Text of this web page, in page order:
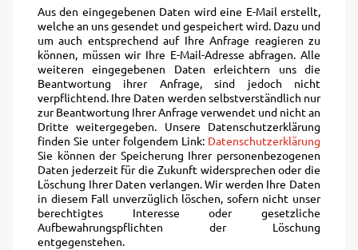
Aus den eingegebenen Daten wird eine E-Mail erstellt,
welche an uns gesendet und gespeichert wird. Dazu und
um auch entsprechend auf Ihre Anfrage reagieren zu
können, müssen wir Ihre E-Mail-Adresse abfragen. Alle
weiteren eingegebenen Daten erleichtern uns die
Beantwortung ihrer Anfrage, sind jedoch nicht
verpflichtend. Ihre Daten werden selbstverständlich nur
zur Beantwortung Ihrer Anfrage verwendet und nicht an
Dritte weitergegeben. Unsere Datenschutzerklärung
finden Sie unter folgendem Link: Datenschutzerklärung
Sie können der Speicherung Ihrer personenbezogenen
Daten jederzeit für die Zukunft widersprechen oder die
Löschung Ihrer Daten verlangen. Wir werden Ihre Daten
in diesem Fall unverzüglich löschen, sofern nicht unser
berechtigtes Interesse oder gesetzliche
Aufbewahrungspflichten der Löschung
entgegenstehen.